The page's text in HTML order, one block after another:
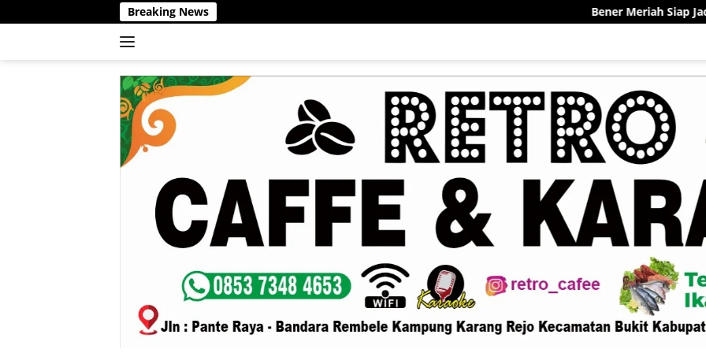
ke
Breaking News Bener Meriah Siap Jadi Pelopor Sentra